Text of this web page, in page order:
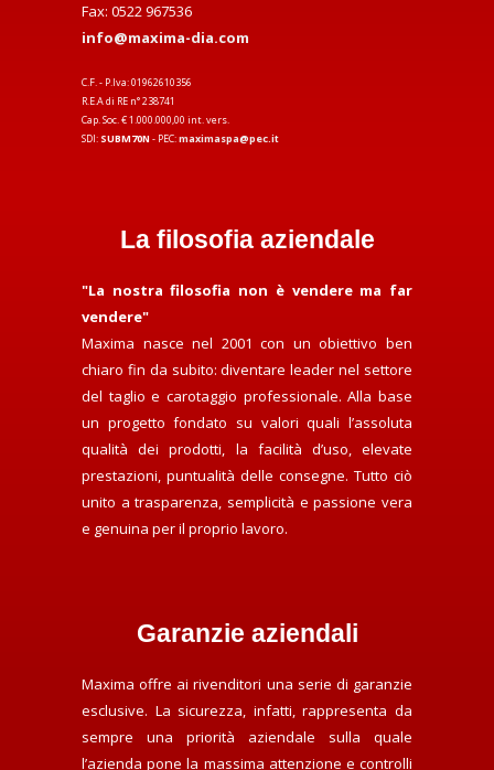
Fax: 0522 967536
info@maxima-dia.com
C.F. - P.Iva: 01962610356
R.E.A di RE n° 238741
Cap. Soc. € 1.000.000,00 int. vers.
SDI: SUBM70N - PEC:maximaspa@pec.it
La filosofia aziendale
"La nostra filosofia non è vendere ma far
vendere"
Maxima nasce nel 2001 con un obiettivo ben
chiaro fin da subito: diventare leader nel settore
del taglio e carotaggio professionale. Alla base
un progetto fondato su valori quali l’assoluta
qualità dei prodotti, la facilità d’uso, elevate
prestazioni, puntualità delle consegne. Tutto ciò
unito a trasparenza, semplicità e passione vera
e genuina per il proprio lavoro.
Garanzie aziendali
Maxima offre ai rivenditori una serie di garanzie
esclusive. La sicurezza, infatti, rappresenta da
sempre una priorità aziendale sulla quale
l’azienda pone la massima attenzione e controlli